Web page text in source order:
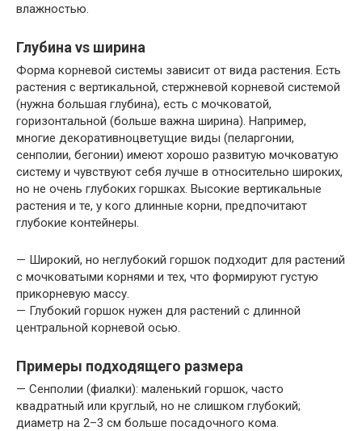
влажностью.
Глубина vs ширина
Форма корневой системы зависит от вида растения. Есть
растения с вертикальной, стержневой корневой системой
(нужна большая глубина), есть с мочковатой,
горизонтальной (больше важна ширина). Например,
многие декоративноцветущие виды (пеларгонии,
сенполии, бегонии) имеют хорошо развитую мочковатую
систему и чувствуют себя лучше в относительно широких,
но не очень глубоких горшках. Высокие вертикальные
растения и те, у кого длинные корни, предпочитают
глубокие контейнеры.
— Широкий, но неглубокий горшок подходит для растений
с мочковатыми корнями и тех, что формируют густую
прикорневую массу.
— Глубокий горшок нужен для растений с длинной
центральной корневой осью.
Примеры подходящего размера
— Сенполии (фиалки): маленький горшок, часто
квадратный или круглый, но не слишком глубокий;
диаметр на 2–3 см больше посадочного кома.